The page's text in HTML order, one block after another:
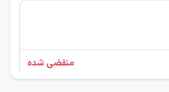
منقضی شده